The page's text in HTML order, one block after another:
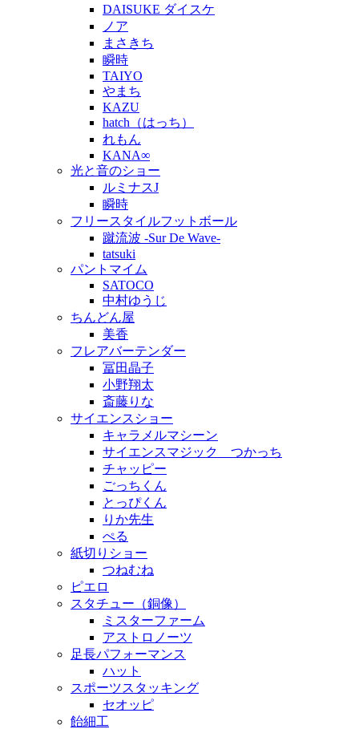
DAISUKE ダイスケ
ノア
まさきち
瞬時
TAIYO
やまち
KAZU
hatch（はっち）
れもん
KANA∞
光と音のショー
ルミナスJ
瞬時
フリースタイルフットボール
蹴流波 -Sur De Wave-
tatsuki
パントマイム
SATOCO
中村ゆうじ
ちんどん屋
美香
フレアバーテンダー
冨田晶子
小野翔太
斎藤りな
サイエンスショー
キャラメルマシーン
サイエンスマジック つかっち
チャッピー
ごっちくん
とっぴくん
りか先生
ぺる
紙切りショー
つねむね
ピエロ
スタチュー（銅像）
ミスターファーム
アストロノーツ
足長パフォーマンス
ハット
スポーツスタッキング
セオッピ
飴細工